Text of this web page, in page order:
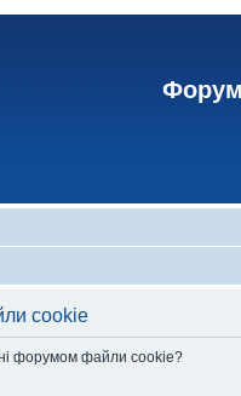
Форум
cookie
форумом файли cookie?